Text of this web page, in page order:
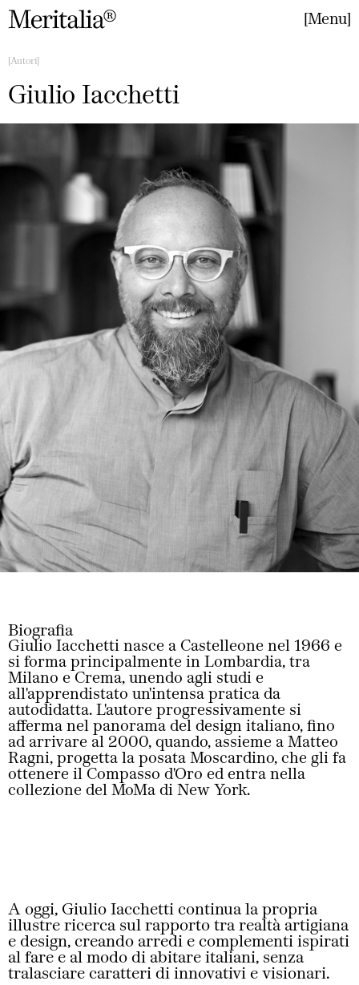
Menu
Autori
Giulio Iacchetti
Biografia
Giulio Iacchetti nasce a Castelleone nel 1966 e
si forma principalmente in Lombardia, tra
Milano e Crema, unendo agli studi e
all'apprendistato un'intensa pratica da
autodidatta. L'autore progressivamente si
afferma nel panorama del design italiano, fino
ad arrivare al 2000, quando, assieme a Matteo
Ragni, progetta la posata Moscardino, che gli fa
ottenere il Compasso d'Oro ed entra nella
collezione del MoMa di New York.
A oggi, Giulio Iacchetti continua la propria
illustre ricerca sul rapporto tra realtà artigiana
e design, creando arredi e complementi ispirati
al fare e al modo di abitare italiani, senza
tralasciare caratteri di innovativi e visionari.